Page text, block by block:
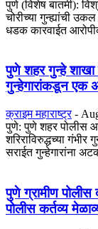
पुणे (विशेष बातमी):
चोरीच्या गुन्ह्यांची
धडक कारवाईत
पुणे शहर गुन्हे
गुन्हेगारांकडून एक
क्राइम महाराष्ट्र -
​पुणे: पुणे शहर पोलीस
शरिराविरुद्धच्या गंभीर
सराईत गुन्हेगारांना
पुणे ग्रामीण पोलीस
पोलीस कर्तव्य